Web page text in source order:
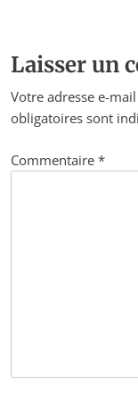
Laisser un
Votre adresse e-
obligatoires sont
Commentaire *